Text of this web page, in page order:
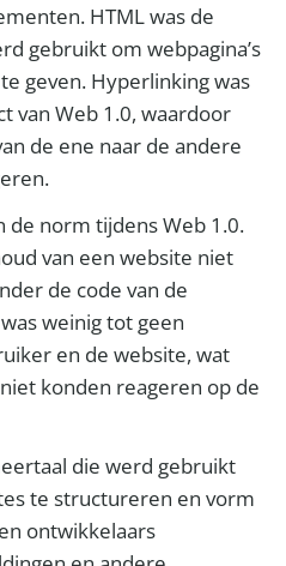
HTML was de
gebruikt om webpagina’s
geven. Hyperlinking was
van Web 1.0, waardoor
de ene naar de andere
de norm tijdens Web 1.0.
van een website niet
de code van de
weinig tot geen
en de website, wat
konden reageren op de
die werd gebruikt
te structureren en vorm
ontwikkelaars